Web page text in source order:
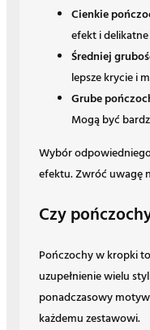
Cienkie
efekt i
Średniej
lepsze krycie i
Grube
Mogą być
Wybór
efektu. Zwróć uwagę
Czy
Pończochy w kropki
uzupełnienie wielu
ponadczasowy
każdemu zestawowi.